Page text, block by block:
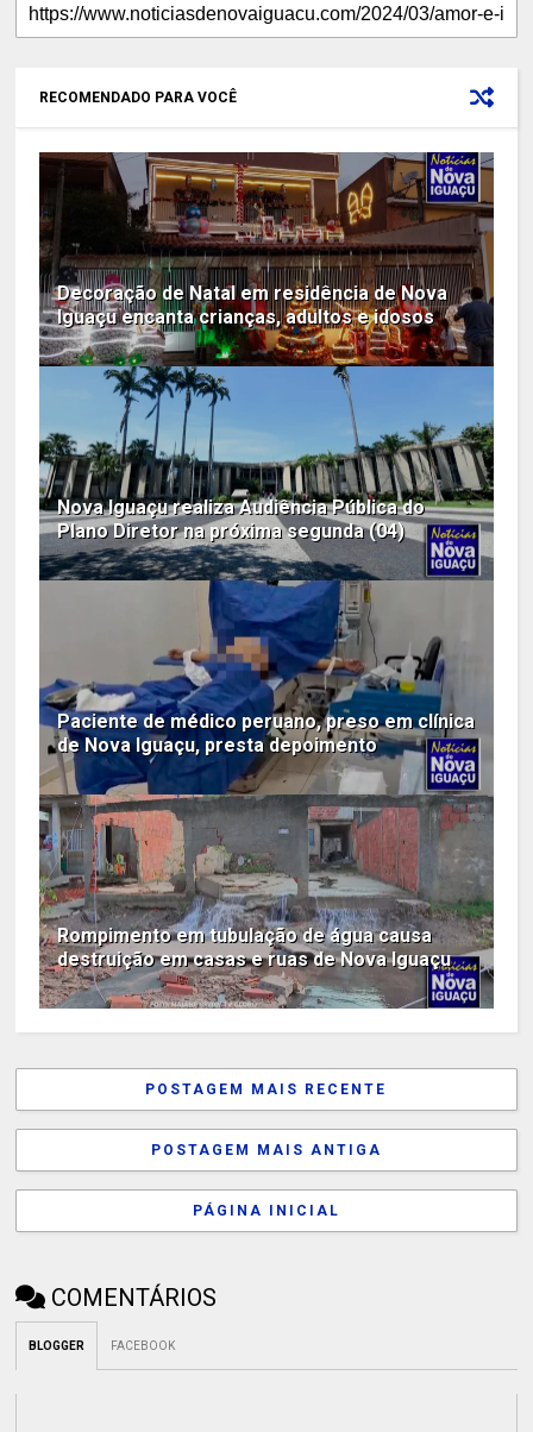
RECOMENDADO PARA VOCÊ
Decoração de Natal em residência de Nova
Iguaçu encanta crianças, adultos e idosos
Nova Iguaçu realiza Audiência Pública do
Plano Diretor na próxima segunda (04)
Paciente de médico peruano, preso em clínica
de Nova Iguaçu, presta depoimento
Rompimento em tubulação de água causa
destruição em casas e ruas de Nova Iguaçu
POSTAGEM MAIS RECENTE
POSTAGEM MAIS ANTIGA
PÁGINA INICIAL
COMENTÁRIOS
BLOGGER FACEBOOK